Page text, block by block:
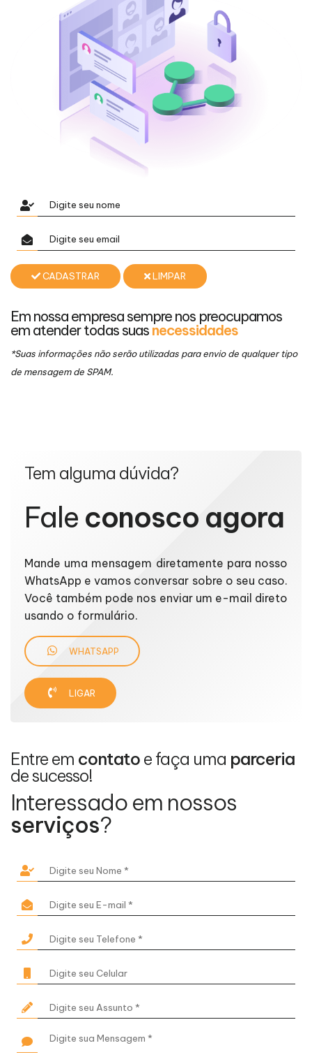
CADASTRAR LIMPAR
Em nossa empresa sempre nos preocupamos
em atender todas suas necessidades
*Suas informações não serão utilizadas para envio de qualquer tipo
de mensagem de SPAM.
Tem alguma dúvida?
Fale conosco agora
Mande uma mensagem diretamente para nosso
WhatsApp e vamos conversar sobre o seu caso.
Você também pode nos enviar um e-mail direto
usando o formulário.
WHATSAPP
LIGAR
Entre em contato e faça uma parceria
de sucesso!
Interessado em nossos
serviços?